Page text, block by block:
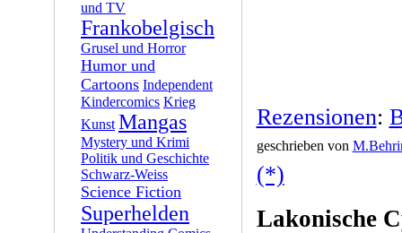
und TV
Frankobelgisch
Grusel und Horror
Humor und
Cartoons Independent
Kindercomics Krieg
Kunst Mangas
Mystery und Krimi
Politik und Geschichte
Schwarz-Weiss
Science Fiction
Superhelden
Rezensionen:
geschrieben von
(*)
Lakonische